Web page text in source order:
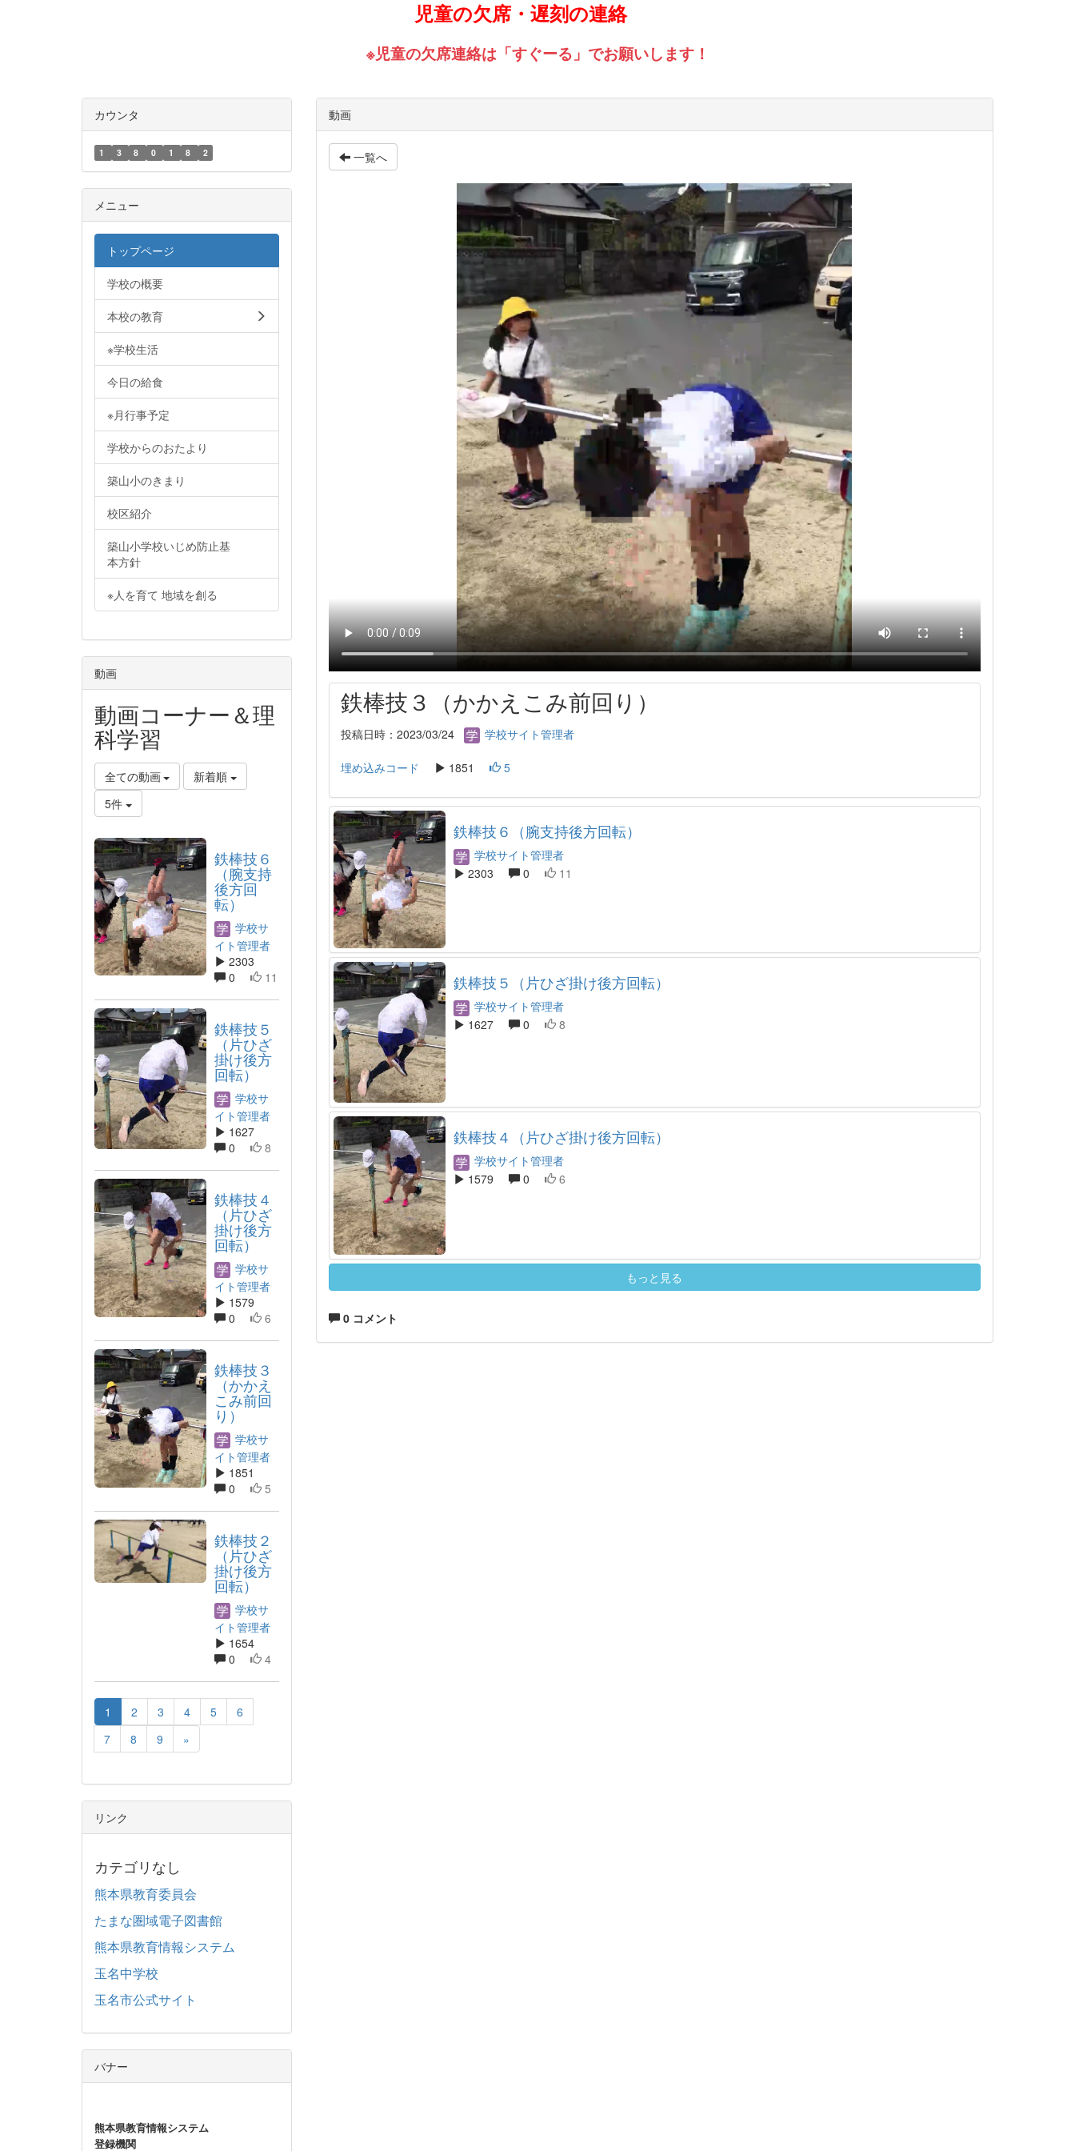
児童の欠席・遅刻の連絡
※児童の欠席連絡は「すぐーる」でお願いします！
動画
一覧へ
鉄棒技３（かかえこみ前回り）
投稿日時：2023/03/24 学校サイト管理者
埋め込みコード 1851 5
鉄棒技６（腕支持後方回転）
学校サイト管理者
2303
0 11
鉄棒技５（片ひざ掛け後方回転）
学校サイト管理者
1627
0 8
鉄棒技４（片ひざ掛け後方回転）
学校サイト管理者
1579
0 6
もっと見る
0 コメント
カウンタ
1 3 8 0 1 8 2
メニュー
トップページ
学校の概要
本校の教育
※学校生活
今日の給食
※月行事予定
学校からのおたより
築山小のきまり
校区紹介
築山小学校いじめ防止基
本方針
※人を育て 地域を創る
動画
動画コーナー＆理
科学習
全ての動画
新着順
5件
鉄棒技６
（腕支持
後方回
転）
学校サ
イト管理者
2303
0
11
鉄棒技５
（片ひざ
掛け後方
回転）
学校サ
イト管理者
1627
0
8
鉄棒技４
（片ひざ
掛け後方
回転）
学校サ
イト管理者
1579
0
6
鉄棒技３
（かかえ
こみ前回
り）
学校サ
イト管理者
1851
0
5
鉄棒技２
（片ひざ
掛け後方
回転）
学校サ
イト管理者
1654
0
4
1 2 3 4 5
6
7
8 9 »
リンク
カテゴリなし
熊本県教育委員会
たまな圏域電子図書館
熊本県教育情報システム
玉名中学校
玉名市公式サイト
バナー
熊本県教育情報システム
登録機関